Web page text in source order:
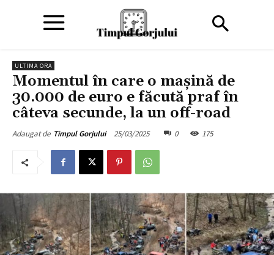
ULTIMA ORA
Momentul în care o mașină de
30.000 de euro e făcută praf în
câteva secunde, la un off-road
Adaugat de Timpul Gorjului 25/03/2025 0 175